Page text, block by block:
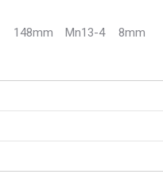
148mm Mn13-4 8mm